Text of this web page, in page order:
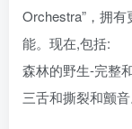
Orchestra”，拥
能。现在,包括:
森林的野生-完整
三舌和撕裂和颤